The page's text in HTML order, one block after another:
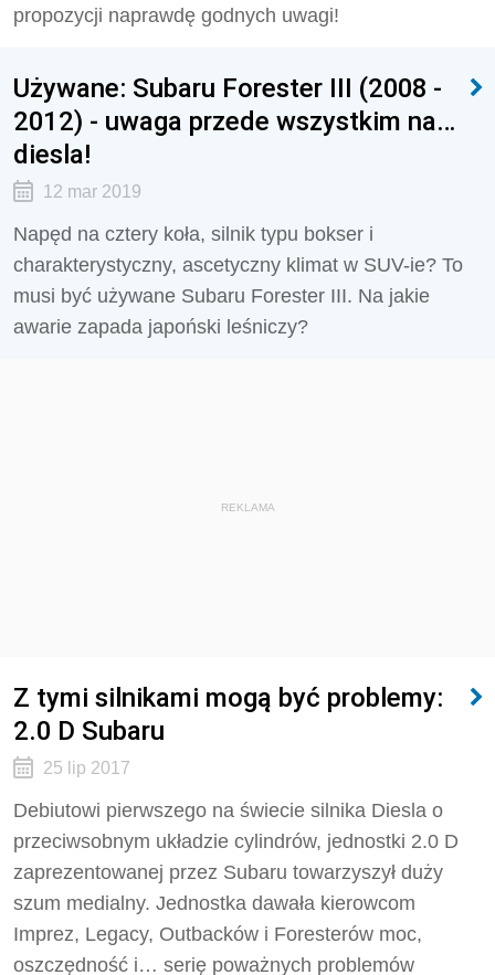
propozycji naprawdę godnych uwagi!
Używane: Subaru Forester III (2008 -
2012) - uwaga przede wszystkim na…
diesla!
12 mar 2019
Napęd na cztery koła, silnik typu bokser i
charakterystyczny, ascetyczny klimat w SUV-ie? To
musi być używane Subaru Forester III. Na jakie
awarie zapada japoński leśniczy?
REKLAMA
Z tymi silnikami mogą być problemy:
2.0 D Subaru
25 lip 2017
Debiutowi pierwszego na świecie silnika Diesla o
przeciwsobnym układzie cylindrów, jednostki 2.0 D
zaprezentowanej przez Subaru towarzyszył duży
szum medialny. Jednostka dawała kierowcom
Imprez, Legacy, Outbacków i Foresterów moc,
oszczędność i… serię poważnych problemów